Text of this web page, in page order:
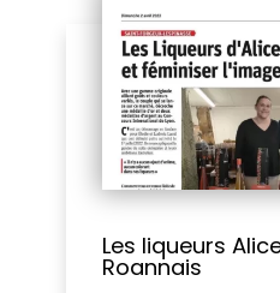
Les liqueurs
Roannais